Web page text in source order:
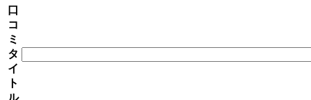
口
コ
ミ
タ
イ
ト
ル